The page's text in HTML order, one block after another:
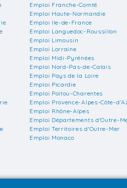
Emploi Franche-Comté
Emploi Haute-Normandie
Emploi Ile-de-France
Emploi Languedoc-Roussillon
Emploi Limousin
Emploi Lorraine
Emploi Midi-Pyrénées
Emploi Nord-Pas-de-Calais
Emploi Pays de la Loire
Emploi Picardie
Emploi Poitou-Charentes
Emploi Provence-Alpes-Côte-
Emploi Rhône-Alpes
Emploi Départements d'Outre-
Emploi Territoires d'Outre-Mer
Emploi Monaco